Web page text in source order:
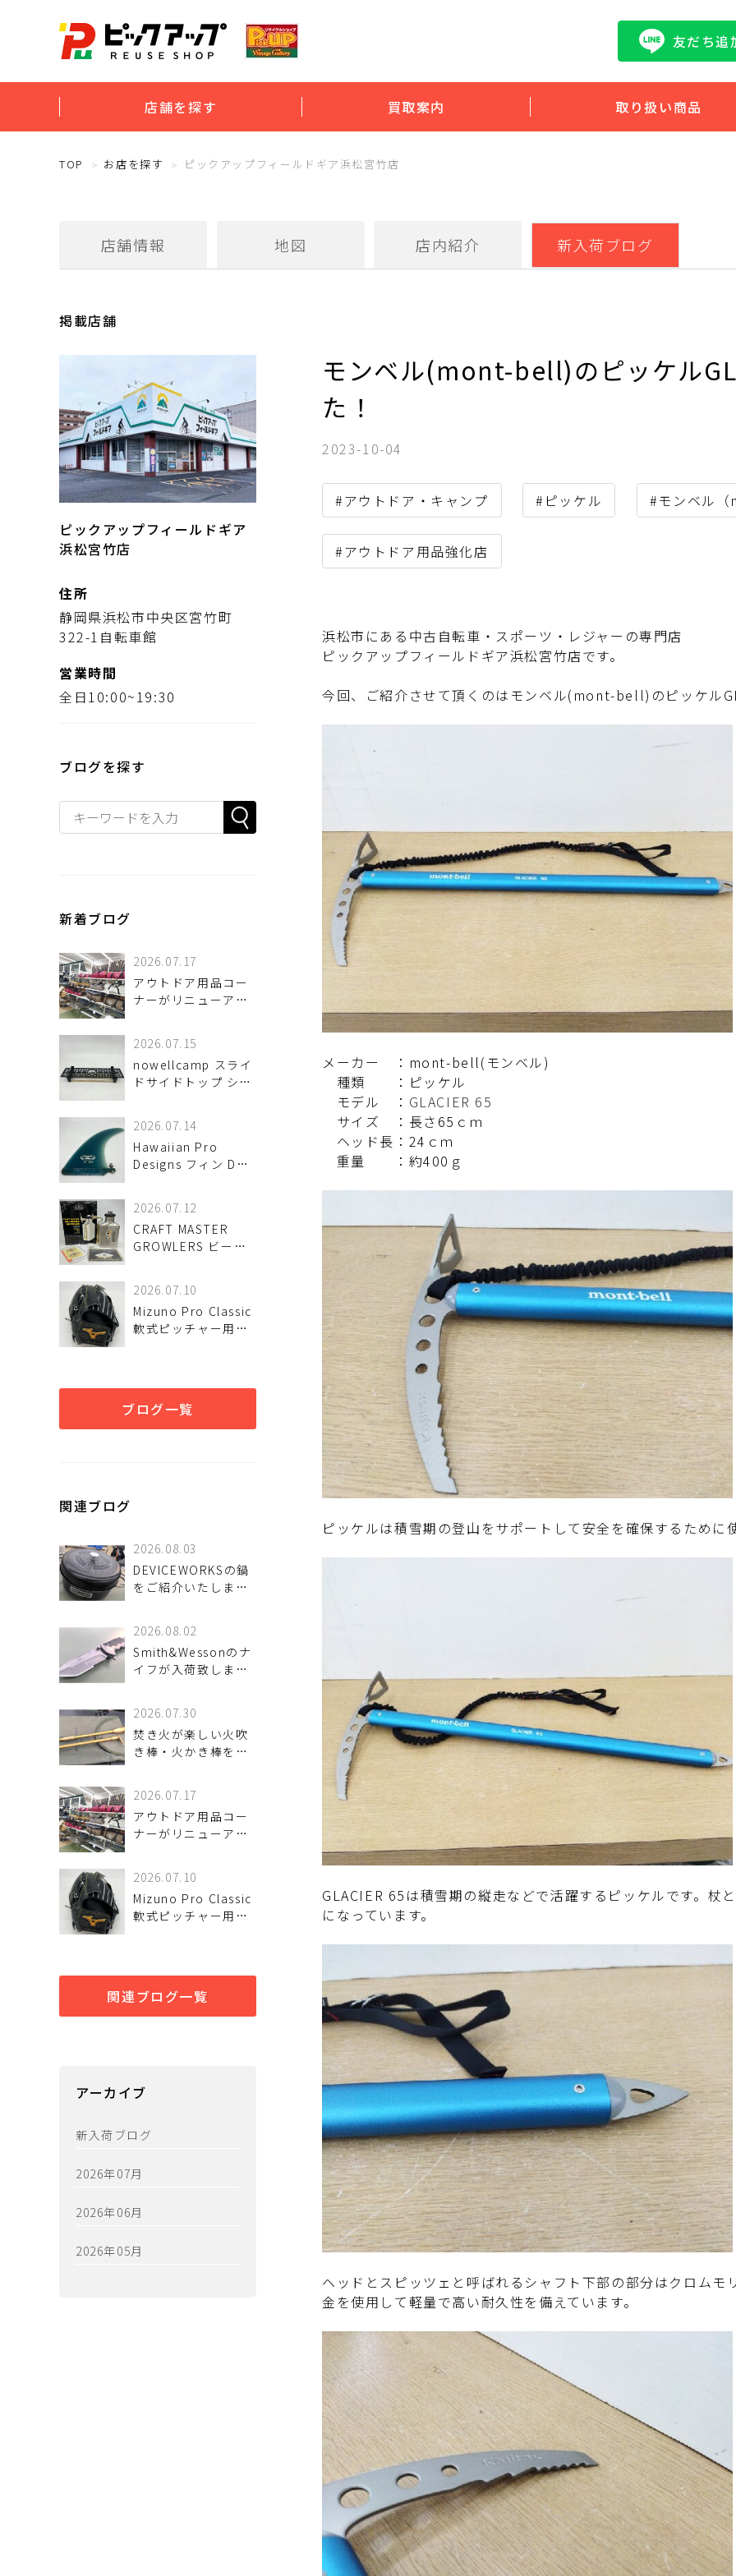
友だち追
店舗を探す 買取案内 取り扱い商品
TOP お店を探す ピックアップフィールドギア浜松宮竹店
店舗情報 地図 店内紹介 新入荷ブログ
掲載店舗
ピックアップフィールドギア
浜松宮竹店
住所
静岡県浜松市中央区宮竹町
322-1自転車館
営業時間
全日10:00~19:30
ブログを探す
新着ブログ
2026.07.17
アウトドア用品コー
ナーがリニューアル
2026.07.15
nowellcamp スライ
ドサイドトップ シェ
2026.07.14
Hawaiian Pro
Designs フィン DT
した♪
2026.07.12
CRAFT MASTER
GROWLERS ビール
2026.07.10
Mizuno Pro Classic
軟式ピッチャー用グ
ブログ一覧
関連ブログ
2026.08.03
DEVICEWORKSの鍋
をご紹介いたしま
2026.08.02
Smith&Wessonのナ
イフが入荷致しまし
2026.07.30
焚き火が楽しい火吹
き棒・火かき棒をご
2026.07.17
アウトドア用品コー
ナーがリニューアル
2026.07.10
Mizuno Pro Classic
軟式ピッチャー用グ
関連ブログ一覧
アーカイブ
新入荷ブログ
2026年07月
2026年06月
2026年05月
モンベル(mont-bell)のピッケル
た！
2023-10-04
#アウトドア・キャンプ #ピッケル #モンベル
#アウトドア用品強化店
浜松市にある中古自転車・スポーツ・レジャーの専門店
ピックアップフィールドギア浜松宮竹店です。
今回、ご紹介させて頂くのはモンベル(mont-bell)のピッケル
メーカー ：mont-bell(モンベル)
種類 ：ピッケル
モデル ： GLACIER 65
サイズ ：長さ65ｃｍ
ヘッド長：24ｃｍ
重量 ：約400ｇ
ピッケルは積雪期の登山をサポートして安全を確保するために
GLACIER 65は積雪期の縦走などで活躍するピッケルです。杖
になっています。
ヘッドとスピッツェと呼ばれるシャフト下部の部分はクロム
金を使用して軽量で高い耐久性を備えています。